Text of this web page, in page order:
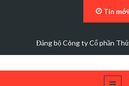
Tin mới
Đảng bộ Công ty Cổ phần